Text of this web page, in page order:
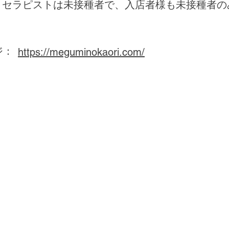
セラピストは未接種者で、入店者様も未接種者
https://meguminokaori.com/